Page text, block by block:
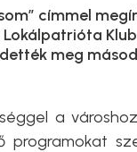
címmel
meg
a
programokat